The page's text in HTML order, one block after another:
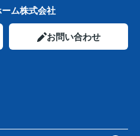
ム株式会社
お問い合わせ